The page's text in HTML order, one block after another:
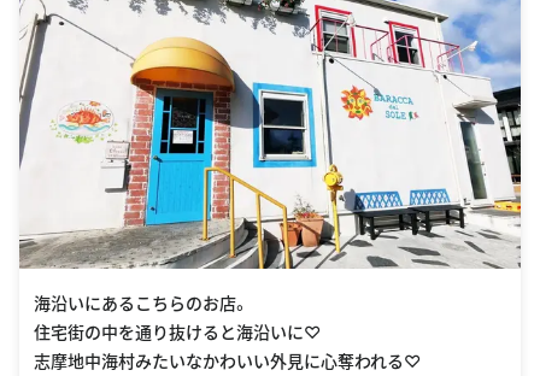
海沿いにあるこちらのお店。
住宅街の中を通り抜けると海沿いに♡
志摩地中海村みたいなかわいい外見に心奪われる♡